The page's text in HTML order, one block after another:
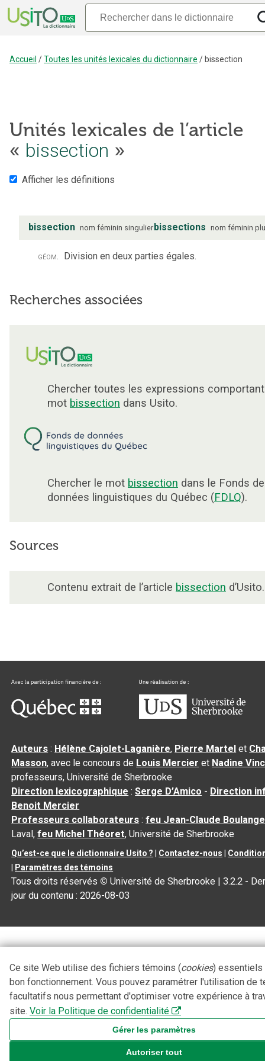
Accueil /Toutes les unités lexicales du dictionnaire / bissection
Unités lexicales de l’article
« bissection »
Afficher les définitions
bissection nom féminin singulierbissections nom féminin
géom. Division en deux parties égales.
Recherches associées
Chercher toutes les expressions
mot bissection dans Usito.
Chercher le mot bissection dans le Fonds de
données linguistiques du Québec (FDLQ).
Sources
Contenu extrait de l’article bissection d’Usito.
Auteurs : Hélène Cajolet-Laganière, Pierre Martel et
Masson, avec le concours de Louis Mercier et Nadine
professeurs, Université de Sherbrooke
Direction lexicographique :Serge D’Amico - Direction
Benoit Mercier
Professeurs collaborateurs :feu Jean-Claude
Laval,feu Michel Théoret, Université de Sherbrooke
Qu’est-ce que le dictionnaire Usito ? Contactez-nous
Paramètres des témoins
Tous droits réservés © Université de Sherbrooke |3.2.2 -
jour du contenu :2026-08-03
Ce site Web utilise des fichiers témoins (cookies) essentiels
bon fonctionnement. Vous pouvez paramétrer l'utilisation de
facultatifs nous permettant d'optimiser votre expérience à
site. Voir la Politique de confidentialité
Gérer les paramètres
Autoriser tout